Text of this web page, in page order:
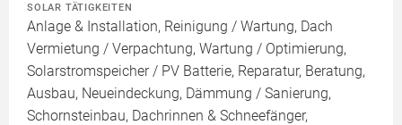
SOLAR TÄTIGKEITEN
Anlage & Installation, Reinigung / Wartung, Dach
Vermietung / Verpachtung, Wartung / Optimierung,
Solarstromspeicher / PV Batterie, Reparatur, Beratung,
Ausbau, Neueindeckung, Dämmung / Sanierung,
Schornsteinbau, Dachrinnen & Schneefänger,